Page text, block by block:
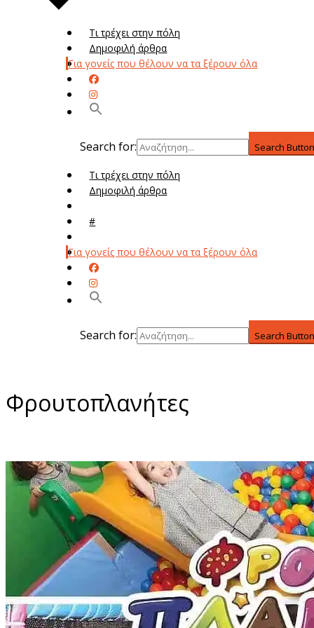
Τι τρέχει στην πόλη
Δημοφιλή άρθρα
Για γονείς που θέλουν να τα ξέρουν όλα
Search for: Search
Τι τρέχει στην πόλη
Δημοφιλή άρθρα
#
Για γονείς που θέλουν να τα ξέρουν όλα
Search for: Search
Φρουτοπλανήτες